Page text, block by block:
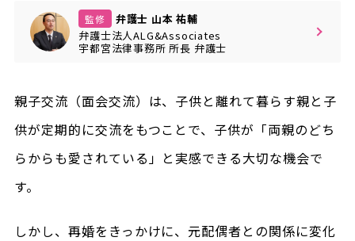
監修
弁護士 山本 祐輔
弁護士法人ALG&Associates
宇都宮法律事務所所長 弁護士
親子交流（面会交流）は、子供と離れて暮らす親と子
供が定期的に交流をもつことで、子供が「両親のどち
らからも愛されている」と実感できる大切な機会で
す。
しかし、再婚をきっかけに、元配偶者との関係に変化